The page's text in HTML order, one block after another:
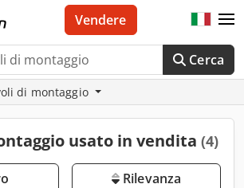
Cerca
Vendere
di montaggio
usato in vendita (4)
Rilevanza